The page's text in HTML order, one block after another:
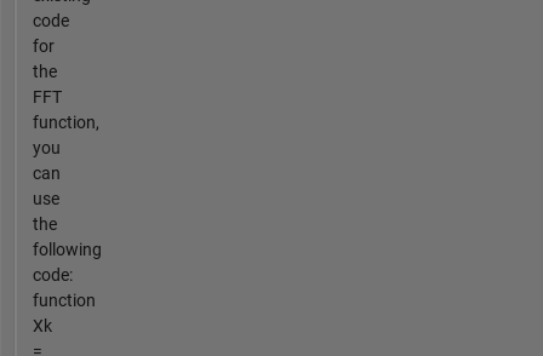
code
for
the
FFT
function,
you
can
use
the
following
code:
function
Xk
=